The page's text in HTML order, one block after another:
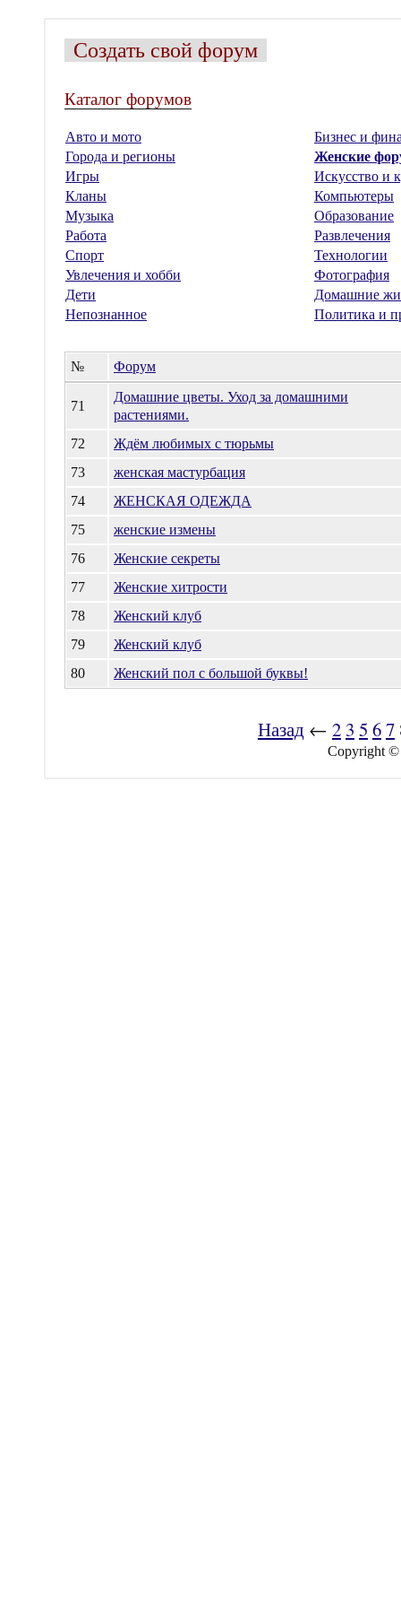
Создать свой форум
Каталог форумов
Авто и мото
Бизнес и
Города и регионы
Женские
Игры
Искусство и
Кланы
Компьютеры
Музыка
Образование
Работа
Развлечения
Спорт
Технологии
Увлечения и хобби
Фотография
Дети
Домашние
Непознанное
Политика и
№ Форум
71
Домашние цветы. Уход за домашними
растениями.
72
Ждём любимых с тюрьмы
73
женская мастурбация
74
ЖЕНСКАЯ ОДЕЖДА
75
женские измены
76
Женские секреты
77
Женские хитрости
78
Женский клуб
79
Женский клуб
80
Женский пол с большой буквы!
Назад ← 2 3 5 67
Copyright